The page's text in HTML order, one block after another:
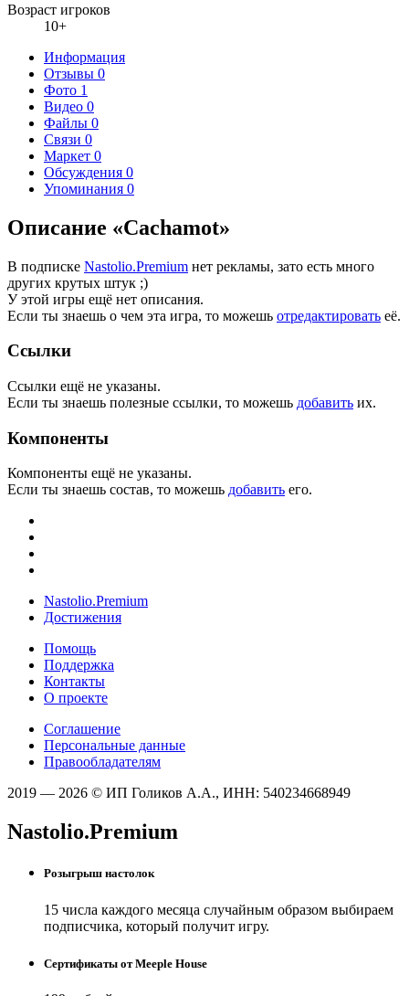
Возраст игроков
10+
Информация
Отзывы 0
Фото 1
Видео 0
Файлы 0
Связи 0
Маркет 0
Обсуждения 0
Упоминания 0
Описание «Cachamot»
В подписке Nastolio.Premium нет рекламы, зато есть много
других крутых штук ;)
У этой игры ещё нет описания.
Если ты знаешь о чем эта игра, то можешь отредактировать её.
Ссылки
Ссылки ещё не указаны.
Если ты знаешь полезные ссылки, то можешь добавить их.
Компоненты
Компоненты ещё не указаны.
Если ты знаешь состав, то можешь добавить его.
Nastolio.Premium
Достижения
Помощь
Поддержка
Контакты
О проекте
Соглашение
Персональные данные
Правообладателям
2019 — 2026 © ИП Голиков А.А., ИНН: 540234668949
Nastolio.Premium
Розыгрыш настолок
15 числа каждого месяца случайным образом выбираем
подписчика, который получит игру.
Сертификаты от Meeple House